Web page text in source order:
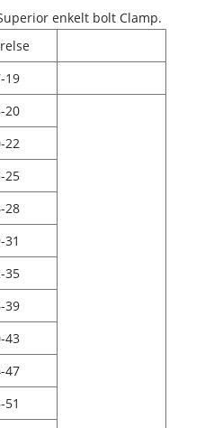
enkelt bolt Clamp.
19
20
22
25
28
31
35
39
43
47
51